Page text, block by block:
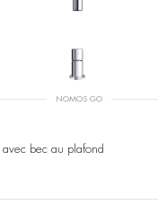
NOMOS GO
bec au plafond